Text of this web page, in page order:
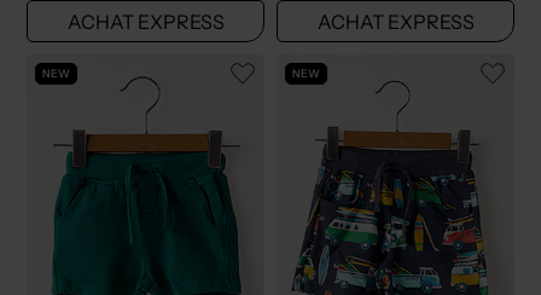
ACHAT EXPRESS ACHAT EXPRESS
NEW NEW